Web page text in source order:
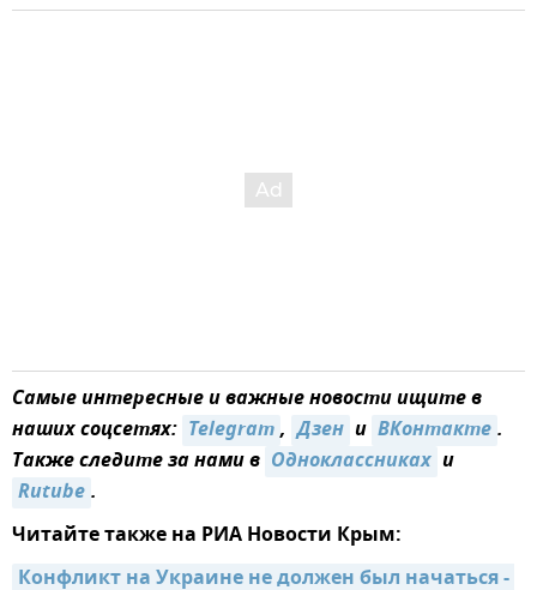
Самые интересные и важные новости ищите в
наших соцсетях: Telegram, Дзен и ВКонтакте.
Также следите за нами в Одноклассниках и
Rutube.
Читайте также на РИА Новости Крым:
Конфликт на Украине не должен был начаться -